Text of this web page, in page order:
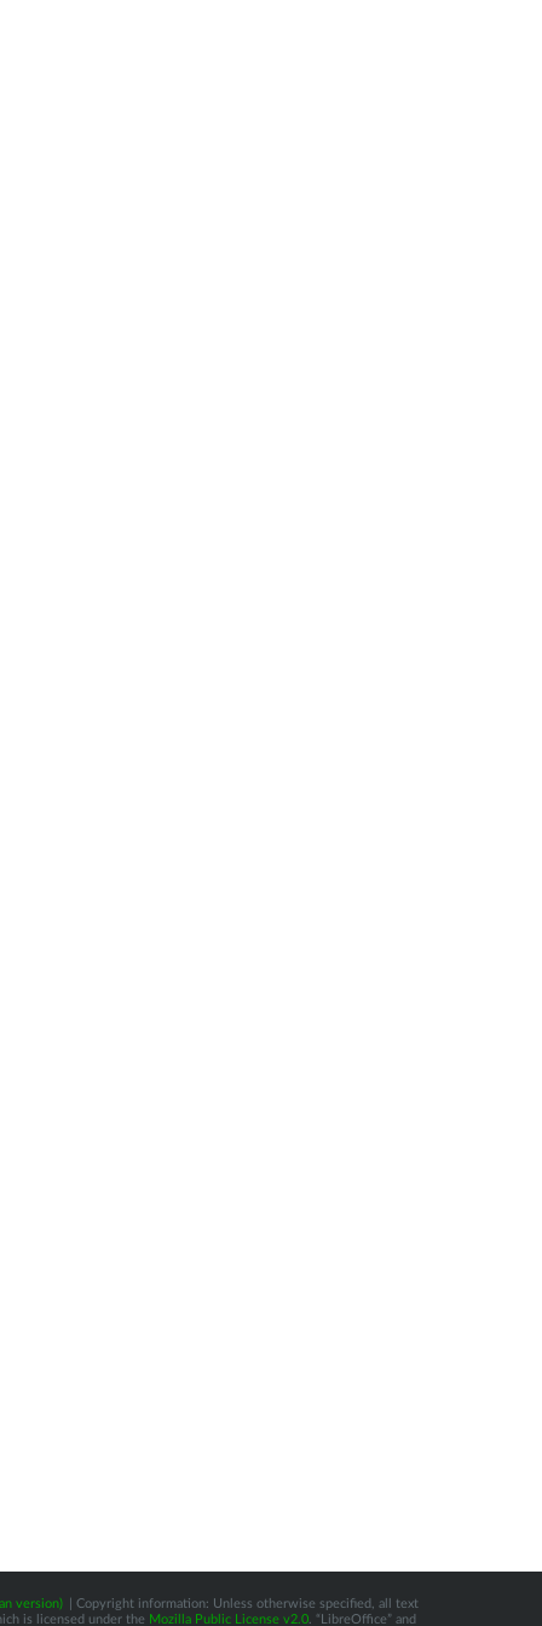
version)
| Copyright information: Unless otherwise specified, all text
is licensed under the Mozilla Public License v2.0. “LibreOffice” and